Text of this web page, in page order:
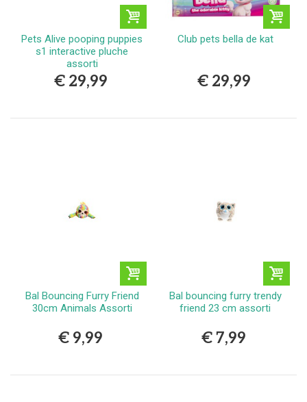
Pets Alive pooping puppies
s1 interactive pluche
assorti
€ 29,99
Club pets bella de kat
€ 29,99
Bal Bouncing Furry Friend
30cm Animals Assorti
€ 9,99
Bal bouncing furry trendy
friend 23 cm assorti
€ 7,99